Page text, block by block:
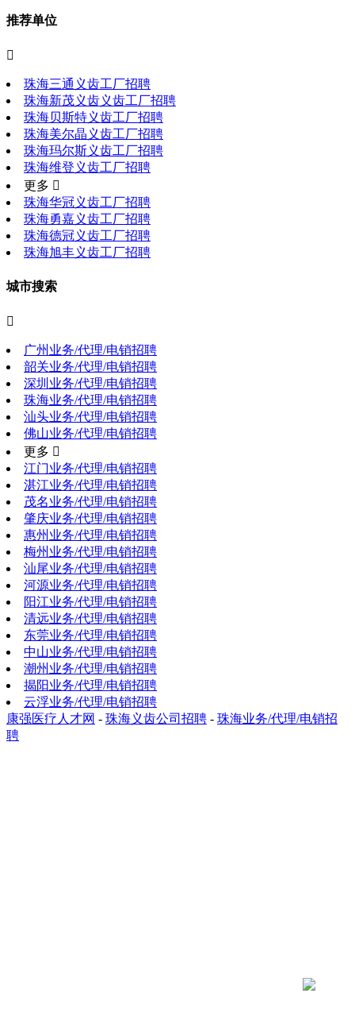
推荐单位

珠海三通义齿工厂招聘
珠海新茂义齿义齿工厂招聘
珠海贝斯特义齿工厂招聘
珠海美尔晶义齿工厂招聘
珠海玛尔斯义齿工厂招聘
珠海维登义齿工厂招聘
更多 
珠海华冠义齿工厂招聘
珠海勇嘉义齿工厂招聘
珠海德冠义齿工厂招聘
珠海旭丰义齿工厂招聘
城市搜索

广州业务/代理/电销招聘
韶关业务/代理/电销招聘
深圳业务/代理/电销招聘
珠海业务/代理/电销招聘
汕头业务/代理/电销招聘
佛山业务/代理/电销招聘
更多 
江门业务/代理/电销招聘
湛江业务/代理/电销招聘
茂名业务/代理/电销招聘
肇庆业务/代理/电销招聘
惠州业务/代理/电销招聘
梅州业务/代理/电销招聘
汕尾业务/代理/电销招聘
河源业务/代理/电销招聘
阳江业务/代理/电销招聘
清远业务/代理/电销招聘
东莞业务/代理/电销招聘
中山业务/代理/电销招聘
潮州业务/代理/电销招聘
揭阳业务/代理/电销招聘
云浮业务/代理/电销招聘
康强医疗人才网 - 珠海义齿公司招聘 - 珠海业务/代理/电销招
聘